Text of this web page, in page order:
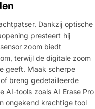
Dankzij optische
presteert hij
zoom biedt
terwijl de digitale zoom
geeft. Maak scherpe
breng gedetailleerde
AI-tools zoals AI Erase Pro
ongekend krachtige tool